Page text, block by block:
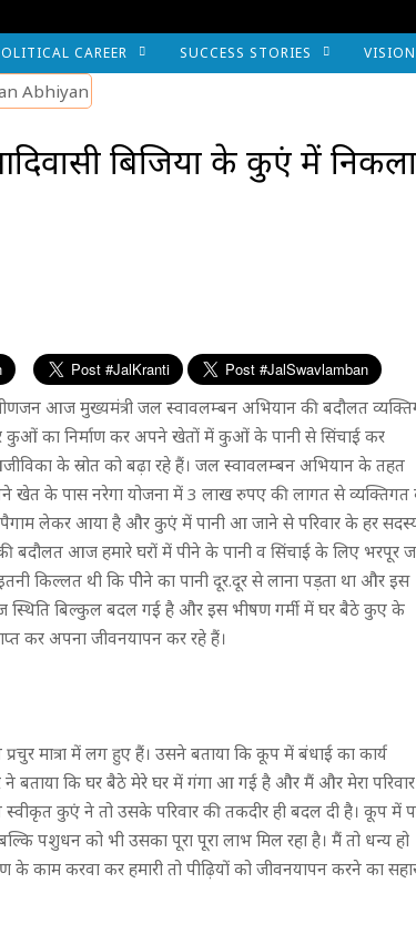
CAREER SUCCESS STORIES
बिजिया के कुएं में निकला
आज मुख्यमंत्री जल स्वावलम्बन अभियान की बदौलत
कुओं का निर्माण कर अपने खेतों में कुओं के पानी से सिंचाई कर
के स्रोत को बढ़ा रहे हैं। जल स्वावलम्बन अभियान के तहत
खेत के पास नरेगा योजना में 3 लाख रुपए की लागत से
लेकर आया है और कुएं में पानी आ जाने से परिवार के हर
बदौलत आज हमारे घरों में पीने के पानी व सिंचाई के लिए भरपूर
किल्लत थी कि पीेने का पानी दूर.दूर से लाना पड़ता था और इस
स्थिति बिल्कुल बदल गई है और इस भीषण गर्मी में घर बैठे कुए के
कर अपना जीवनयापन कर रहे हैं।
मात्रा में लग हुए हैं। उसने बताया कि कूप में बंधाई का कार्य
ने बताया कि घर बैठे मेरे घर में गंगा आ गई है और मैं और मेरा
कुएं ने तो उसके परिवार की तकदीर ही बदल दी है। कूप में
पशुधन को भी उसका पूरा पूरा लाभ मिल रहा है। मैं तो धन्य हो
काम करवा कर हमारी तो पीढ़ियों को जीवनयापन करने का